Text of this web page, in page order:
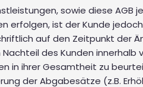
sowie diese AGB
erfolgen, ist der Kunde
auf den Zeitpunkt der
des Kunden innerhalb
in ihrer Gesamtheit zu
der Abgabesätze (z.B.